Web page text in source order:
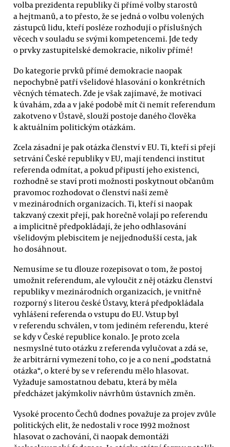
volba prezidenta republiky či přímé volby starostů
a hejtmanů, a to přesto, že se jedná o volbu volených
zástupců lidu, kteří posléze rozhodují o příslušných
věcech v souladu se svými kompetencemi. Jde tedy
o prvky zastupitelské demokracie, nikoliv přímé!
Do kategorie prvků přímé demokracie naopak
nepochybně patří všelidové hlasování o konkrétních
věcných tématech. Zde je však zajímavé, že motivací
k úvahám, zda a v jaké podobě mít či nemít referendum
zakotveno v Ústavě, slouží postoje daného člověka
k aktuálním politickým otázkám.
Zcela zásadní je pak otázka členství v EU. Ti, kteří si přejí
setrvání České republiky v EU, mají tendenci institut
referenda odmítat, a pokud připustí jeho existenci,
rozhodně se staví proti možnosti poskytnout občanům
pravomoc rozhodovat o členství naší země
v mezinárodních organizacích. Ti, kteří si naopak
takzvaný czexit přejí, pak horečně volají po referendu
a implicitně předpokládají, že jeho odhlasování
všelidovým plebiscitem je nejjednodušší cesta, jak
ho dosáhnout.
Nemusíme se tu dlouze rozepisovat o tom, že postoj
umožnit referendum, ale vyloučit z něj otázku členství
republiky v mezinárodních organizacích, je vnitřně
rozporný s literou české Ústavy, která předpokládala
vyhlášení referenda o vstupu do EU. Vstup byl
v referendu schválen, v tom jediném referendu, které
se kdy v České republice konalo. Je proto zcela
nesmyslné tuto otázku z referenda vylučovat a zdá se,
že arbitrární vymezení toho, co je a co není „podstatná
otázka“, o které by se v referendu mělo hlasovat.
Vyžaduje samostatnou debatu, která by měla
předcházet jakýmkoliv návrhům ústavních změn.
Vysoké procento Čechů dodnes považuje za projev zvůle
politických elit, že nedostali v roce 1992 možnost
hlasovat o zachování, či naopak demontáži